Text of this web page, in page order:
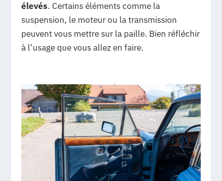
élevés. Certains éléments comme la
suspension, le moteur ou la transmission
peuvent vous mettre sur la paille. Bien réfléchir
à l’usage que vous allez en faire.